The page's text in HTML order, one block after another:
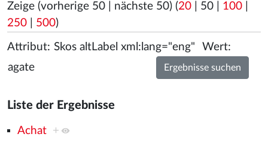
Zeige (vorherige 50 nächste 50) (20 50 100
250
500)
Attribut: Wert:
Liste der Ergebnisse
Achat +